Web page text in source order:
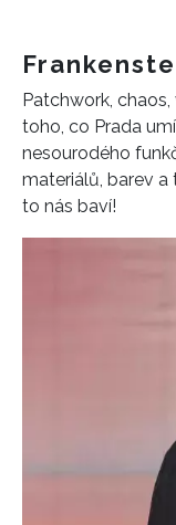
Patchwork, chaos,
toho, co Prada
nesourodého
materiálů, barev a
to nás baví!